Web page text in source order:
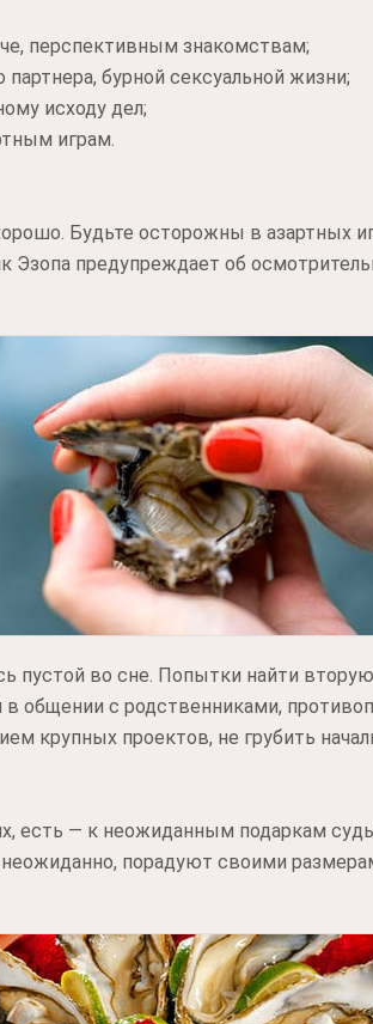
перспективным знакомствам;
бурной сексуальной жизни;
исходу дел;
играм.
Будьте осторожны в азартных
Эзопа предупреждает об
пустой во сне. Попытки найти
в общении с родственниками,
крупных проектов, не грубить
есть — к неожиданным подаркам
порадуют своими